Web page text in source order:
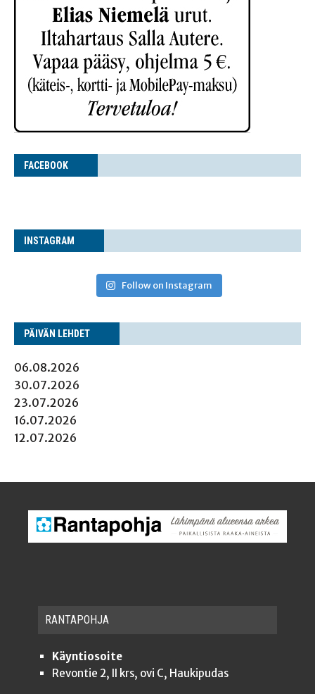
FACE­BOOK
INS­TA­GRAM
Follow on Instagram
PÄI­VÄN LEHDET
06.08.2026
30.07.2026
23.07.2026
16.07.2026
12.07.2026
RAN­TA­POH­JA
Käyntiosoite
Revontie 2, II krs, ovi C, Haukipudas